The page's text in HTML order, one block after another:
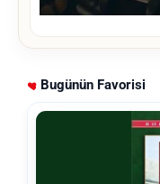
Bugünün Favorisi